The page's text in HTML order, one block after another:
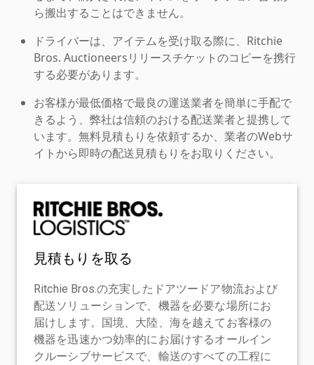
ら搬出することはできません。
ドライバーは、アイテムを受け取る際に、Ritchie
Bros. Auctioneersリリースチケットのコピーを携行
する必要があります。
お客様が最低価格で最良の運送業者を簡単に手配で
きるよう、弊社は信頼のおける配送業者と提携して
います。無料見積もりを依頼するか、業者のWebサ
イトから即時の配送見積もりをお取りください。
見積もりを取る
Ritchie Bros.の充実したドアツードア物流および
配送ソリューションで、機器を必要な場所にお
届けします。国境、大陸、海を越えてお客様の
機器を迅速かつ効率的にお届けするオールイン
クルーシブサービスで、輸送のすべての工程に